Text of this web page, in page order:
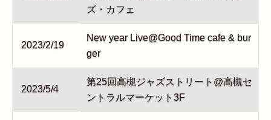
ズ・カフェ
2023/2/19
New year Live@Good Time cafe & bur
ger
2023/5/4
第25回高槻ジャズストリート@高槻セ
ントラルマーケット3F